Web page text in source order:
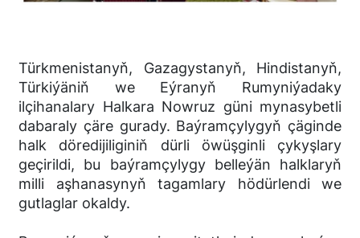
Türkmenistanyň, Gazagystanyň, Hindistanyň,
Türkiýäniň we Eýranyň Rumyniýadaky
ilçihanalary Halkara Nowruz güni mynasybetli
dabaraly çäre gurady. Baýramçylygyň çäginde
halk döredijiliginiň dürli öwüşginli çykyşlary
geçirildi, bu baýramçylygy belleýän halklaryň
milli aşhanasynyň tagamlary hödürlendi we
gutlaglar okaldy.